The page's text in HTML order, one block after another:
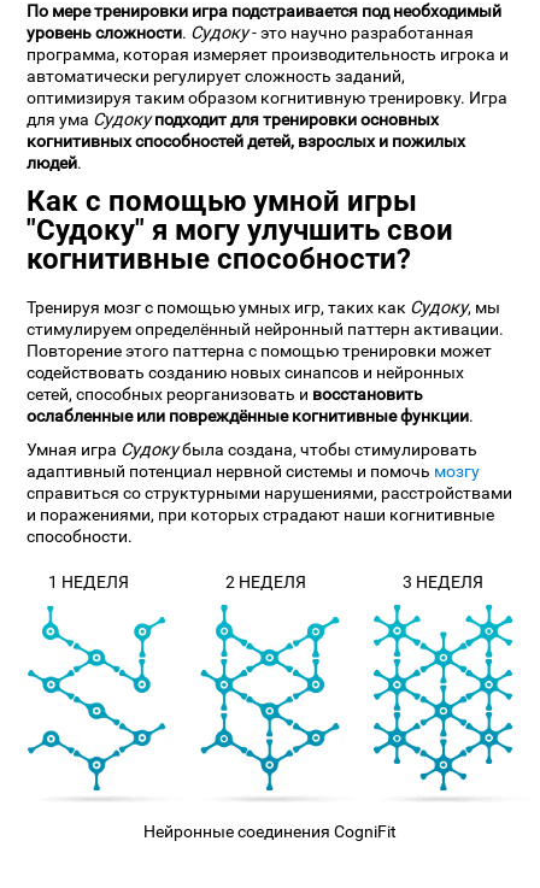
По мере тренировки игра подстраивается под необходимый
уровень сложности. Судоку- это научно разработанная
программа, которая измеряет производительность игрока и
автоматически регулирует сложность заданий,
оптимизируя таким образом когнитивную тренировку. Игра
для ума Судоку подходит для тренировки основных
когнитивных способностей детей, взрослых и пожилых
людей.
Как с помощью умной игры
"Судоку" я могу улучшить свои
когнитивные способности?
Тренируя мозг с помощью умных игр, таких как Судоку, мы
стимулируем определённый нейронный паттерн активации.
Повторение этого паттерна с помощью тренировки может
содействовать созданию новых синапсов и нейронных
сетей, способных реорганизовать и восстановить
ослабленные или повреждённые когнитивные функции.
Умная игра Судокубыла создана, чтобы стимулировать
адаптивный потенциал нервной системы и помочь мозгу
справиться со структурными нарушениями, расстройствами
и поражениями, при которых страдают наши когнитивные
способности.
1 НЕДЕЛЯ 2 НЕДЕЛЯ 3 НЕДЕЛЯ
Нейронные соединения CogniFit